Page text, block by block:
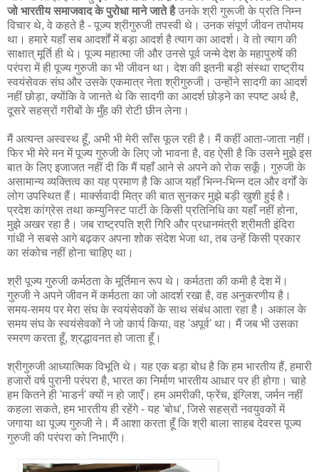
जो भारतीय समाजवाद के पुरोधा माने जाते हैउनके श्री गुरूजी के प्रति निम्‍न
विचार थे, वे कहते है - पूज्य श्रीगुरुजी तपस्वी थे। उनक संपूर्ण जीवन तपोमय
था। हमारे यहाँ सब आदर्शों में बड़ा आदर्श है त्याग का आदर्श। वे तो त्याग की
साक्षात् मूर्ति ही थे। पूज्य महात्मा जी और उनसे पूर्व जन्मे देश के महापुरुषें की
परंपरा में ही पूज्य गुरुजी का भी जीवन था। देश की इतनी बड़ी संस्था राष्ट्रीय
स्वयंसेवक संघ और उसके एकमात्र नेता श्रीगुरुजी। उन्होंने सादगी का आदर्श
नहीं छोड़ा, क्योंकि वे जानते थे कि सादगी का आदर्श छोड़ने का स्पष्ट अर्थ है,
दूसरे सहस्रों गरीबों के मुँह की रोटी छीन लेना।
मैं अत्यन्त अस्वस्थ हूँ, अभी भी मेरी साँस फूल रही है। मैं कहीं आता-जाता नहीं।
फिर भी मेरे मन में पूज्य गुरुजी के लिए जो भावना है, वह ऐसी है कि उसने मुझे इस
बात के लिए इजाजत नहीं दी कि मैं यहाँ आने से अपने को रोक सकूँ। गुरुजी के
असामान्य व्यक्तित्व का यह प्रमाण है कि आज यहाँ भिन्न-भिन्न दल और वर्गों के
लोग उपस्थित हैं। मार्क्सवादी मित्र की बात सुनकर मुझे बड़ी खुशी हुई है।
प्रदेश कांग्रेस तथा कम्युनिस्ट पार्टी के किसी प्रतिनिधि का यहाँ नहीं होना,
मुझे अखर रहा है। जब राष्ट्रपति श्री गिरि और प्रधानमंत्री श्रीमती इंदिरा
गांधी ने सबसे आगे बढ़कर अपना शोक संदेश भेजा था, तब उन्हें किसी प्रकार
का संकोच नहीं होना चाहिए था।
श्री पूज्य गुरुजी कर्मठता के मूर्तिमान रूप थे। कर्मठता की कमी है देश में।
गुरुजी ने अपने जीवन में कर्मठता का जो आदर्श रखा है, वह अनुकरणीय है।
समय-समय पर मेरा संघ के स्वयंसेवकों के साथ संबंध आता रहा है। अकाल के
समय संघ के स्वयंसेवकों ने जो कार्य किया, वह 'अपूर्व' था। मैं जब भी उसका
स्मरण करता हूँ, श्रद्धावनत हो जाता हूँ।
श्रीगुरुजी आध्यात्मिक विभूति थे। यह एक बड़ा बोध है कि हम भारतीय हैं, हमारी
हजारों वर्ष पुरानी परंपरा है, भारत का निर्माण भारतीय आधार पर ही होगा। चाहे
हम कितने ही 'माडर्न' क्यों न हो जाएँ। हम अमरीकी, फ्रेंच, इंग्लिश, जर्मन नहीं
कहला सकते, हम भारतीय ही रहेंगे - यह 'बोध', जिसे सहस्रों नवयुवकों में
जगाया था पूज्य गुरुजी ने। मैं आशा करता हूँ कि श्री बाला साहब देवरस पूज्य
गुरुजी की परंपरा को निभाएँगे।